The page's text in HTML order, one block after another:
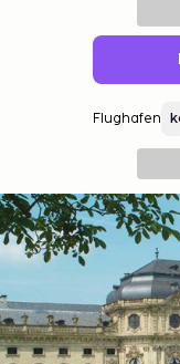
Flughafen